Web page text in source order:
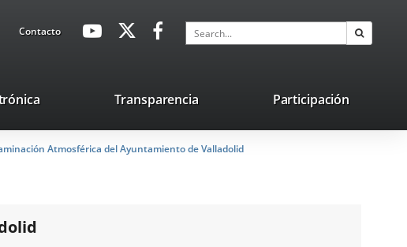
ContactoavaHeaderSocial
Link
Link
application.
application.
Search
Link
external
application.
Transparencia Participación
Atmosférica del Ayuntamiento de Valladolid